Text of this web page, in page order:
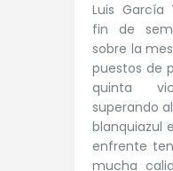
Luis García
fin de
sobre la
puestos de
quinta
superando
blanquiazul
enfrente
mucha